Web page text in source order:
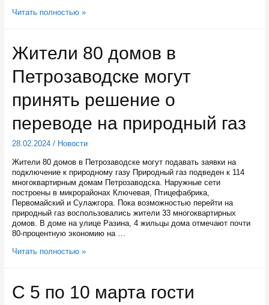
Карельский
дистанционного
голосования
Читать полностью »
Жители 80 домов в
Петрозаводске могут
принять решение о
переводе на природный газ
28.02.2024/ Новости
Жители 80 домов в Петрозаводске могут подавать заявки на
подключение к природному газу Природный газ подведен к 114
многоквартирным домам Петрозаводска. Наружные сети
построены в микрорайонах Ключевая, Птицефабрика,
Первомайский и Сулажгора. Пока возможностью перейти на
природный газ воспользовались жители 33 многоквартирных
домов. В доме на улице Разина, 4 жильцы дома отмечают почти
80-процентную экономию на …
Жители
Петрозаводске
Читать полностью »
С 5 по 10 марта гости